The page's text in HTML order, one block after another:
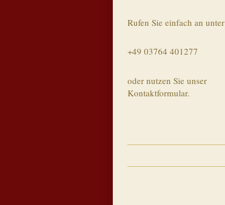
Rufen Sie einfach an unter
+49 03764 401277
oder nutzen Sie unser
Kontaktformular.